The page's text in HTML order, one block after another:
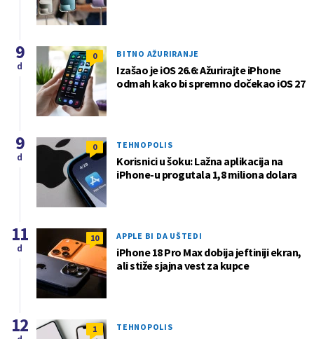
0 BITNO AŽURIRANJE
Izašao je iOS 26.6: Ažurirajte iPhone
odmah kako bi spremno dočekao iOS 27
9
d
0 TEHNOPOLIS
Korisnici u šoku: Lažna aplikacija na
iPhone-u progutala 1,8 miliona dolara
9
d
10 APPLE BI DA UŠTEDI
iPhone 18 Pro Max dobija jeftiniji ekran,
ali stiže sjajna vest za kupce
11
d
1 TEHNOPOLIS
12